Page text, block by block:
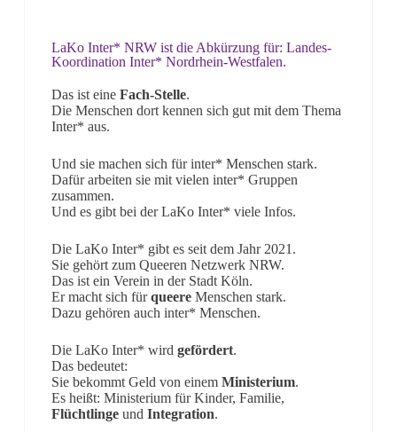
LaKo Inter* NRW ist die Abkürzung für: Landes-
Koordination Inter* Nordrhein-Westfalen.
Das ist eine Fach-Stelle.
Die Menschen dort kennen sich gut mit dem Thema
Inter* aus.
Und sie machen sich für inter* Menschen stark.
Dafür arbeiten sie mit vielen inter* Gruppen
zusammen.
Und es gibt bei der LaKo Inter* viele Infos.
Die LaKo Inter* gibt es seit dem Jahr 2021.
Sie gehört zum Queeren Netzwerk NRW.
Das ist ein Verein in der Stadt Köln.
Er macht sich fürqueere Menschen stark.
Dazu gehören auch inter* Menschen.
Die LaKo Inter* wird gefördert.
Das bedeutet:
Sie bekommt Geld von einem Ministerium.
Es heißt: Ministerium für Kinder, Familie,
Flüchtlinge und Integration.